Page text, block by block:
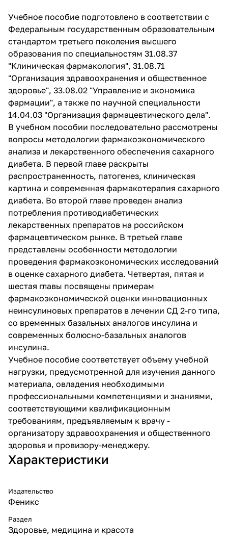
Учебное пособие подготовлено в соответствии с
Федеральным государственным образовательным
стандартом третьего поколения высшего
образования по специальностям 31.08.37
"Клиническая фармакология", 31.08.71
"Организация здравоохранения и общественное
здоровье", 33.08.02 "Управление и экономика
фармации", а также по научной специальности
14.04.03 "Организация фармацевтического дела".
В учебном пособии последовательно рассмотрены
вопросы методологии фармакоэкономического
анализа и лекарственного обеспечения сахарного
диабета. В первой главе раскрыты
распространенность, патогенез, клиническая
картина и современная фармакотерапия сахарного
диабета. Во второй главе проведен анализ
потребления противодиабетических
лекарственных препаратов на российском
фармацевтическом рынке. В третьей главе
представлены особенности методологии
проведения фармакоэкономических исследований
в оценке сахарного диабета. Четвертая, пятая и
шестая главы посвящены примерам
фармакоэкономической оценки инновационных
неинсулиновых препаратов в лечении СД 2-го типа,
со временных базальных аналогов инсулина и
современных болюсно-базальных аналогов
инсулина.
Учебное пособие соответствует объему учебной
нагрузки, предусмотренной для изучения данного
материала, овладения необходимыми
профессиональными компетенциями и знаниями,
соответствующими квалификационным
требованиям, предъявляемым к врачу -
организатору здравоохранения и общественного
здоровья и провизору-менеджеру.
Характеристики
Издательство
Феникс
Раздел
Здоровье, медицина и красота